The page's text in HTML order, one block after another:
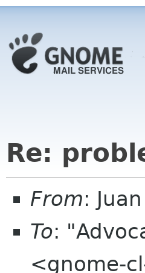
Re:
From:
To:
<gnome-